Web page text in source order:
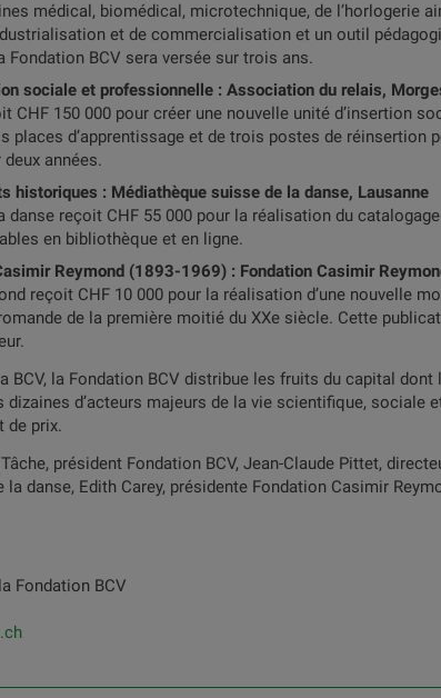
médical, biomédical, microtechnique, de l’horlogerie
et de commercialisation et un outil
Fondation BCV sera versée sur trois ans.
sociale et professionnelle : Association du relais,
CHF 150 000 pour créer une nouvelle unité d’insertion
places d’apprentissage et de trois postes de réinsertion
années.
historiques : Médiathèque suisse de la danse, Lausanne
danse reçoit CHF 55 000 pour la réalisation du
en bibliothèque et en ligne.
Reymond (1893-1969) : Fondation Casimir
reçoit CHF 10 000 pour la réalisation d’une nouvelle
de la première moitié du XXe siècle. Cette
BCV, la Fondation BCV distribue les fruits du capital dont
d’acteurs majeurs de la vie scientifique, sociale
de prix.
président Fondation BCV, Jean-Claude Pittet,
danse, Edith Carey, présidente Fondation Casimir
Fondation BCV